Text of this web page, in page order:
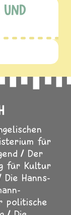
für
Der
für Kultur
Die Hanns-
politische